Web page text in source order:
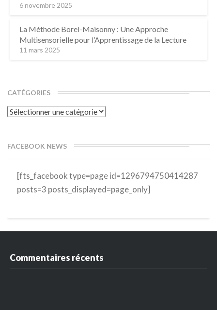
6 novembre 2025
La Méthode Borel-Maisonny : Une Approche
Multisensorielle pour l’Apprentissage de la Lecture
11 mars 2025
CATÉGORIES
Catégories
FACEBOOK NEWS
[fts_facebook type=page id=1296794750414287
posts=3 posts_displayed=page_only]
Commentaires récents